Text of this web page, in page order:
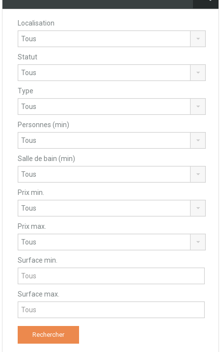
Localisation
Statut
Type
Personnes (min)
Salle de bain (min)
Prix min.
Prix max.
Surface min.
Surface max.